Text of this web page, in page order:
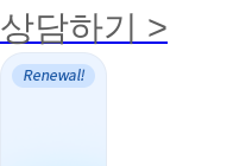
상담하기 >